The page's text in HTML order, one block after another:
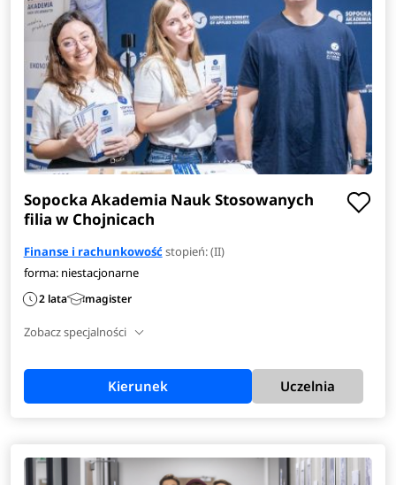
Sopocka Akademia Nauk Stosowanych
filia w Chojnicach
Finanse i rachunkowośćstopień: (II)
forma: niestacjonarne
2 lata magister
Zobacz specjalności
Kierunek Uczelnia